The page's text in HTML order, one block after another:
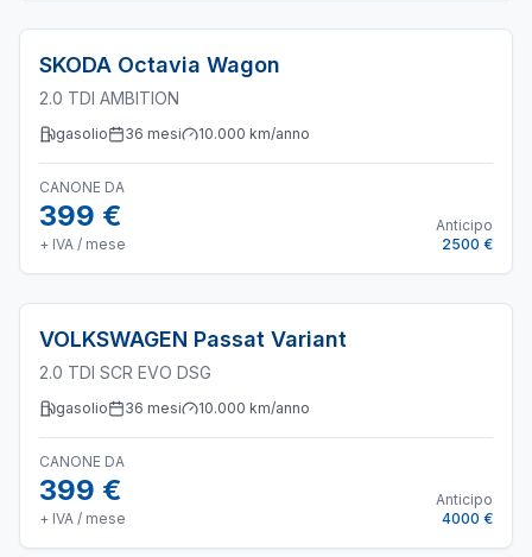
SKODA Octavia Wagon
2.0 TDI AMBITION
gasolio 36 mesi 10.000 km/anno
CANONE DA
399 €
+ IVA / mese
Anticipo
2500 €
VOLKSWAGEN Passat Variant
2.0 TDI SCR EVO DSG
gasolio 36 mesi 10.000 km/anno
CANONE DA
399 €
+ IVA / mese
Anticipo
4000 €